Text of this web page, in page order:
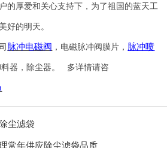
的厚爱和关心支持下，为了祖国的蓝天工
好的明天。
脉冲电磁阀 ，电磁脉冲阀膜片， 脉冲喷
器，除尘器。 多详情请咨
尘滤袋
常年供应除尘滤袋品质